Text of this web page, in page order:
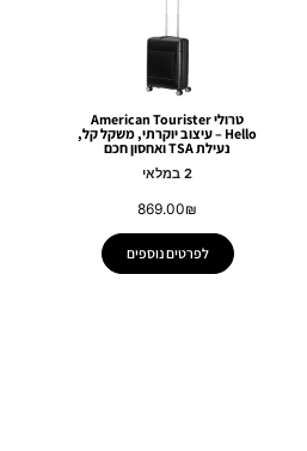
טרולי American Tourister
Hello – עיצוב יוקרתי, משקל קל,
נעילת TSA ואחסון חכם
2 במלאי
869.00₪
לפרטים נוספים